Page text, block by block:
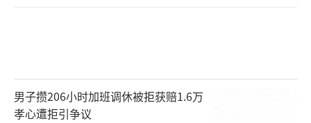
男子攒206小时加班调休被拒获赔1.6万
孝心遭拒引争议